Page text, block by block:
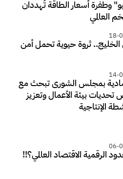
وطفرة أسعار الطاقة تُهددان
العالمي
18-
الخليج.. ثروة حيوية تحمل أمن
14-
بمجلس الشورى تبحث مع
تحديات بيئة الأعمال وتعزيز
الإنتاجية
06-
الرقمية الاقتصاد العالمي؟!!